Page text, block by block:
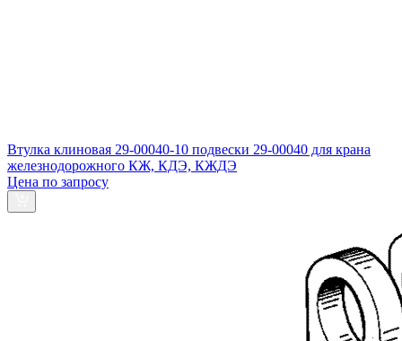
Втулка клиновая 29-00040-10 подвески 29-00040 для крана
железнодорожного КЖ, КДЭ, КЖДЭ
Цена по запросу